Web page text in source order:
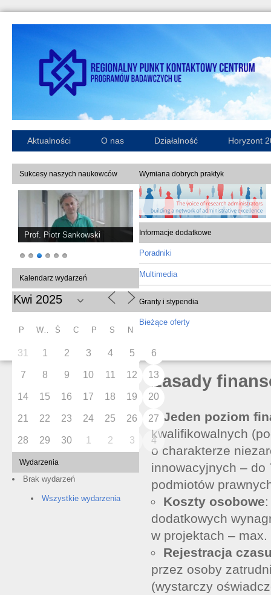
Aktualności O nas Działalność Horyzont
Sukcesy naszych naukowców
Prof. Piotr Sankowski
Kalendarz wydarzeń
P Ś C P S N
31 1 2 3 4 5 6
7 8 9 10 11 12 13
14 15 16 17 18 19 20
21 22 23 24 25 26 27
28 29 30 1 2 3 4
Wydarzenia
Brak wydarzeń
Wszystkie wydarzenia
Wymiana dobrych praktyk
Informacje dodatkowe
Poradniki
Multimedia
Granty i stypendia
Bieżące oferty
Zasady
Jeden poziom
kwalifikowalnych
o charakterze
innowacyjnych – do
podmiotów
Koszty osobowe
dodatkowych
w projektach – max.
Rejestracja
przez osoby
(wystarczy